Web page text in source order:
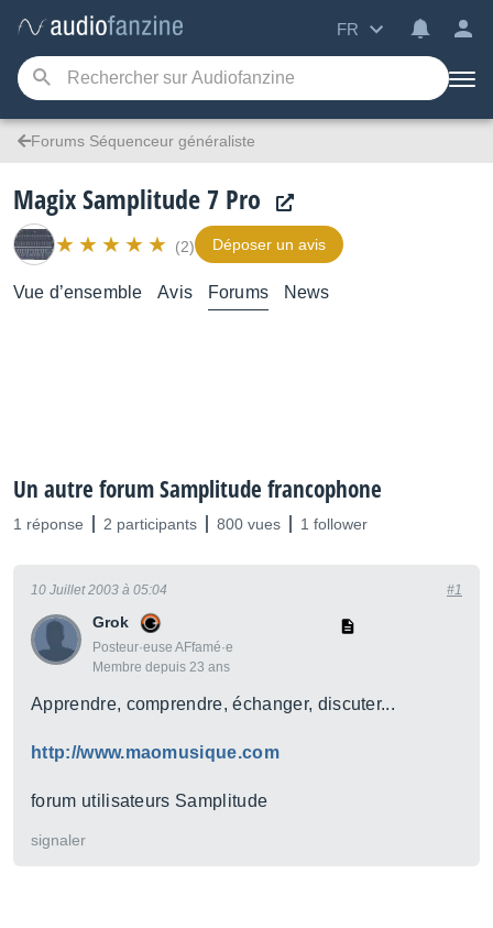
FR
Forums Séquenceur généraliste
Magix Samplitude 7 Pro
(2) Déposer un avis
Vue d’ensemble Avis Forums News
Un autre forum Samplitude francophone
1 réponse 2 participants 800 vues 1 follower
Grok
Posteur·euse AFfamé·e
Membre depuis 23 ans
10 Juillet 2003 à 05:04 #1
Apprendre, comprendre, échanger, discuter...
http://www.maomusique.com
forum utilisateurs Samplitude
signaler